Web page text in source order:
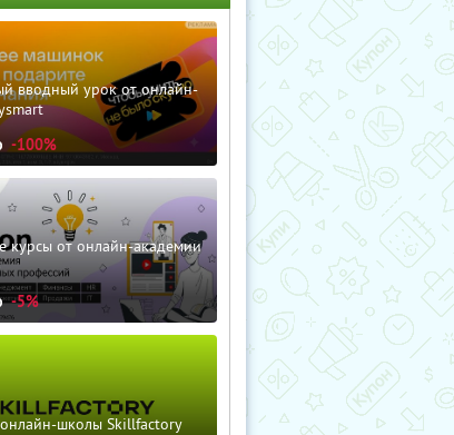
вводный урок от онлайн-
-100%
курсы от онлайн-академии
-5%
школы Skillfactory